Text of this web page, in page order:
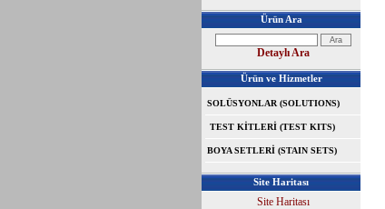
Ürün Ara
Detaylı Ara
Ürün ve Hizmetler
SOLÜSYONLAR (SOLUTIONS)
TEST KİTLERİ (TEST KITS)
BOYA SETLERİ (STAIN SETS)
Site Haritası
Site Haritası